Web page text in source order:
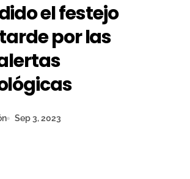
el festejo
por las
Sep 3, 2023